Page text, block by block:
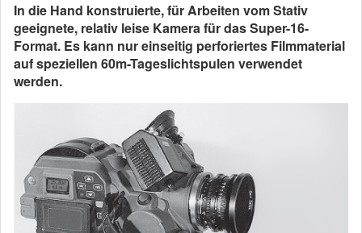
In die Hand konstruierte, für Arbeiten vom Stativ
geeignete, relativ leise Kamera für das Super-16-
Format. Es kann nur einseitig perforiertes Filmmaterial
auf speziellen 60m-Tageslichtspulen verwendet
werden.